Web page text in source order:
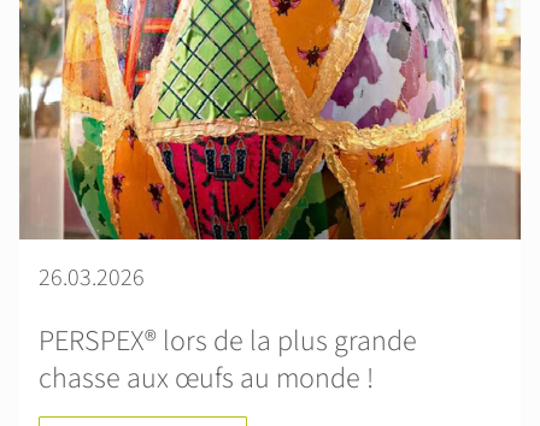
26.03.2026
PERSPEX® lors de la plus grande
chasse aux œufs au monde !